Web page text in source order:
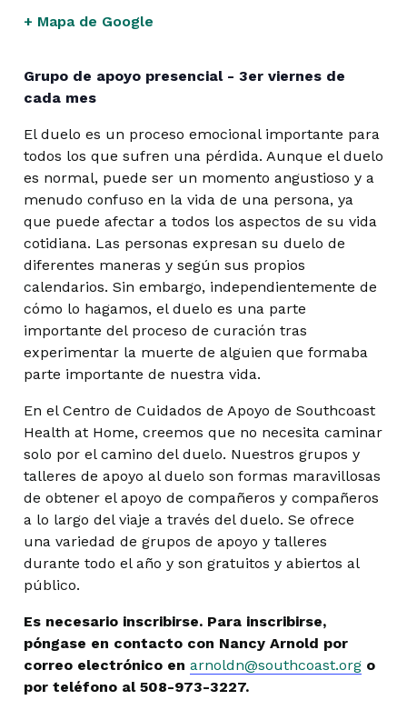
+ Mapa de Google
Grupo de apoyo presencial - 3er viernes de
cada mes
El duelo es un proceso emocional importante para
todos los que sufren una pérdida. Aunque el duelo
es normal, puede ser un momento angustioso y a
menudo confuso en la vida de una persona, ya
que puede afectar a todos los aspectos de su vida
cotidiana. Las personas expresan su duelo de
diferentes maneras y según sus propios
calendarios. Sin embargo, independientemente de
cómo lo hagamos, el duelo es una parte
importante del proceso de curación tras
experimentar la muerte de alguien que formaba
parte importante de nuestra vida.
En el Centro de Cuidados de Apoyo de Southcoast
Health at Home, creemos que no necesita caminar
solo por el camino del duelo. Nuestros grupos y
talleres de apoyo al duelo son formas maravillosas
de obtener el apoyo de compañeros y compañeros
a lo largo del viaje a través del duelo. Se ofrece
una variedad de grupos de apoyo y talleres
durante todo el año y son gratuitos y abiertos al
público.
Es necesario inscribirse. Para inscribirse,
póngase en contacto con Nancy Arnold por
correo electrónico en arnoldn@southcoast.org o
por teléfono al 508-973-3227.